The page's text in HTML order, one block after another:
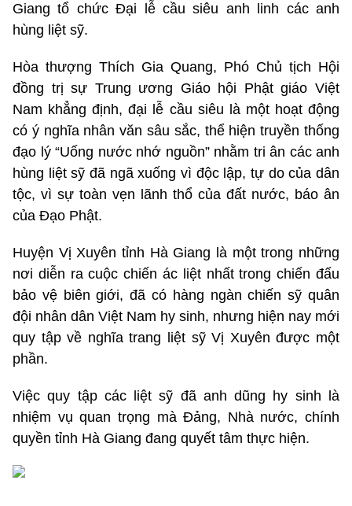
Giang tổ chức Đại lễ cầu siêu anh linh các anh
hùng liệt sỹ.
Hòa thượng Thích Gia Quang, Phó Chủ tịch Hội
đồng trị sự Trung ương Giáo hội Phật giáo Việt
Nam khẳng định, đại lễ cầu siêu là một hoạt động
có ý nghĩa nhân văn sâu sắc, thể hiện truyền thống
đạo lý “Uống nước nhớ nguồn” nhằm tri ân các anh
hùng liệt sỹ đã ngã xuống vì độc lập, tự do của dân
tộc, vì sự toàn vẹn lãnh thổ của đất nước, báo ân
của Đạo Phật.
Huyện Vị Xuyên tỉnh Hà Giang là một trong những
nơi diễn ra cuộc chiến ác liệt nhất trong chiến đấu
bảo vệ biên giới, đã có hàng ngàn chiến sỹ quân
đội nhân dân Việt Nam hy sinh, nhưng hiện nay mới
quy tập về nghĩa trang liệt sỹ Vị Xuyên được một
phần.
Việc quy tập các liệt sỹ đã anh dũng hy sinh là
nhiệm vụ quan trọng mà Đảng, Nhà nước, chính
quyền tỉnh Hà Giang đang quyết tâm thực hiện.